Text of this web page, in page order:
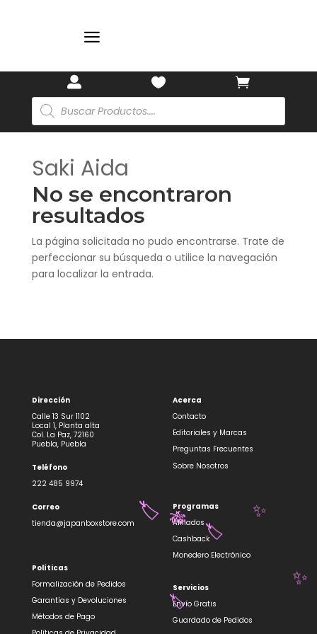
a
 

Búsqueda
de
productos
Saki Aida
No se encontraron
resultados
La página solicitada no pudo encontrarse. Trate de
perfeccionar su búsqueda o utilice la navegación
para localizar la entrada.
Dirección
Calle 13 Sur 1102
Local 1, Planta alta
Col. La Paz, 72160
Puebla, Puebla
Teléfono
222 485 9974
Correo
tienda@japanboxstore.com
Políticas
Formalización de Pedidos
Garantías y Devoluciones
Métodos de Pago
Acerca
Contacto
Editoriales y Marcas
Preguntas Frecuentes
Sobre Nosotros
Programas
Afiliados
Cashback
Monedero Electrónico
Servicios
Envío Gratis
Guardado de Pedidos
🏷️
✨
✨
🎋
🏷️
🏷️